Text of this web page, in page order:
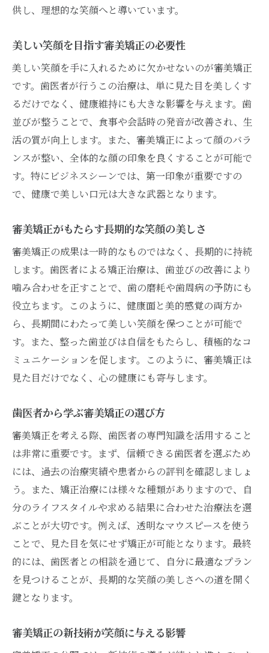
歯医者が語る審美矯正で笑顔を輝かせる方
審美矯正で得られる自然な笑顔
歯医者が解説する審美矯正の効果的な取り
組み方
歯医者と共に学ぶ審美矯正で変わる日常生活
審美矯正が日常生活に与える影響
変わる日常、審美矯正の力
歯医者が指導する審美矯正と日常生活の変
歯医者と共に考える審美矯正後の生活
日常を豊かにする審美矯正の効果
審美矯正の可能性を広げる歯医者の新しいアプ
ローチ
歯医者が導く審美矯正の新しい方向性
審美矯正の可能性を広げる最新アプローチ
歯医者が提案する審美矯正の革新
新しい視点から見る審美矯正の未来
審美矯正の新しい地平を拓く歯医者の役割
歯医者による審美矯正の未来的なアプロー
歯医者が語る審美矯正で得る内面の変化と自信
内面の変化を促す審美矯正の力
歯医者が見守る審美矯正による自信の向上
審美矯正がもたらす内面的な成長
歯医者が解説する審美矯正の自己肯定感へ
の影響
内面の輝きを引き出す審美矯正の効果
歯医者と共に歩む審美矯正の心の変化
魅力的な笑顔を支える歯医者の審美矯正最新技
術
供し、理想的な笑顔へと導いています。
美しい笑顔を目指す審美矯正の必要性
美しい笑顔を手に入れるために欠かせないのが審美矯正
です。歯医者が行うこの治療は、単に見た目を美しくす
るだけでなく、健康維持にも大きな影響を与えます。歯
並びが整うことで、食事や会話時の発音が改善され、生
活の質が向上します。また、審美矯正によって顔のバラ
ンスが整い、全体的な顔の印象を良くすることが可能で
す。特にビジネスシーンでは、第一印象が重要ですの
で、健康で美しい口元は大きな武器となります。
審美矯正がもたらす長期的な笑顔の美しさ
審美矯正の成果は一時的なものではなく、長期的に持続
します。歯医者による矯正治療は、歯並びの改善により
噛み合わせを正すことで、歯の磨耗や歯周病の予防にも
役立ちます。このように、健康面と美的感覚の両方か
ら、長期間にわたって美しい笑顔を保つことが可能で
す。また、整った歯並びは自信をもたらし、積極的なコ
ミュニケーションを促します。このように、審美矯正は
見た目だけでなく、心の健康にも寄与します。
歯医者から学ぶ審美矯正の選び方
審美矯正を考える際、歯医者の専門知識を活用すること
は非常に重要です。まず、信頼できる歯医者を選ぶため
には、過去の治療実績や患者からの評判を確認しましょ
う。また、矯正治療には様々な種類がありますので、自
分のライフスタイルや求める結果に合わせた治療法を選
ぶことが大切です。例えば、透明なマウスピースを使う
ことで、見た目を気にせず矯正が可能となります。最終
的には、歯医者との相談を通じて、自分に最適なプラン
を見つけることが、長期的な笑顔の美しさへの道を開く
鍵となります。
審美矯正の新技術が笑顔に与える影響